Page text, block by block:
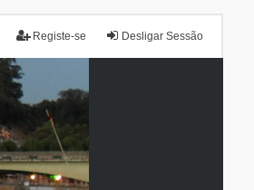
Desligar Sessão
Registe-se